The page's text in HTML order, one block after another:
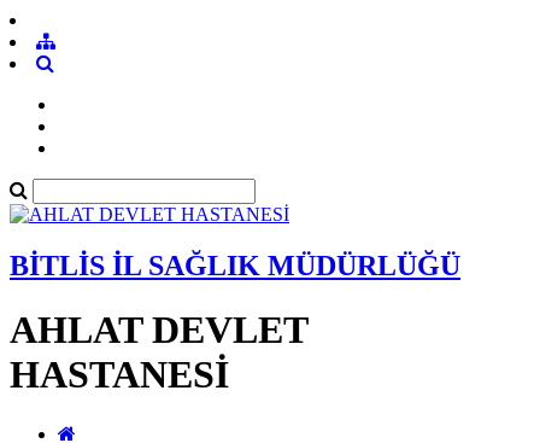
BİTLİS İL SAĞLIK MÜDÜRLÜĞÜ
AHLAT DEVLET
HASTANESİ